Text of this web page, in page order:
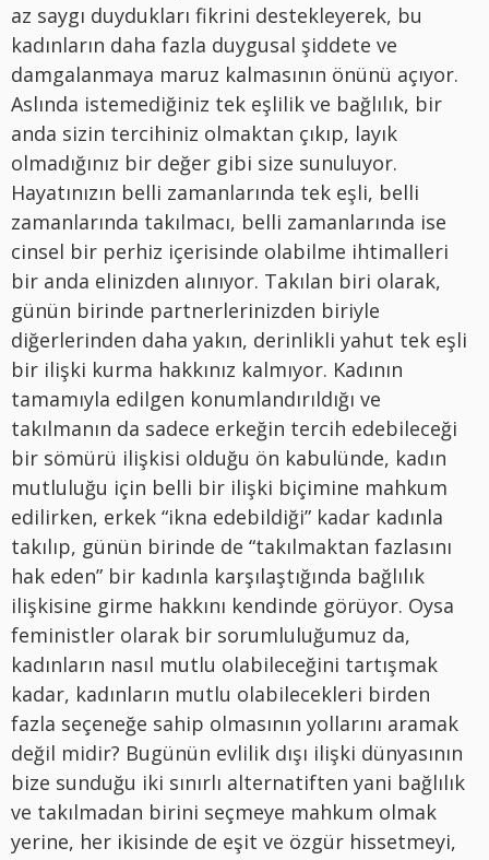
az saygı duydukları fikrini destekleyerek, bu
kadınların daha fazla duygusal şiddete ve
damgalanmaya maruz kalmasının önünü açıyor.
Aslında istemediğiniz tek eşlilik ve bağlılık, bir
anda sizin tercihiniz olmaktan çıkıp, layık
olmadığınız bir değer gibi size sunuluyor.
Hayatınızın belli zamanlarında tek eşli, belli
zamanlarında takılmacı, belli zamanlarında ise
cinsel bir perhiz içerisinde olabilme ihtimalleri
bir anda elinizden alınıyor. Takılan biri olarak,
günün birinde partnerlerinizden biriyle
diğerlerinden daha yakın, derinlikli yahut tek eşli
bir ilişki kurma hakkınız kalmıyor. Kadının
tamamıyla edilgen konumlandırıldığı ve
takılmanın da sadece erkeğin tercih edebileceği
bir sömürü ilişkisi olduğu ön kabulünde, kadın
mutluluğu için belli bir ilişki biçimine mahkum
edilirken, erkek “ikna edebildiği” kadar kadınla
takılıp, günün birinde de “takılmaktan fazlasını
hak eden” bir kadınla karşılaştığında bağlılık
ilişkisine girme hakkını kendinde görüyor. Oysa
feministler olarak bir sorumluluğumuz da,
kadınların nasıl mutlu olabileceğini tartışmak
kadar, kadınların mutlu olabilecekleri birden
fazla seçeneğe sahip olmasının yollarını aramak
değil midir? Bugünün evlilik dışı ilişki dünyasının
bize sunduğu iki sınırlı alternatiften yani bağlılık
ve takılmadan birini seçmeye mahkum olmak
yerine, her ikisinde de eşit ve özgür hissetmeyi,